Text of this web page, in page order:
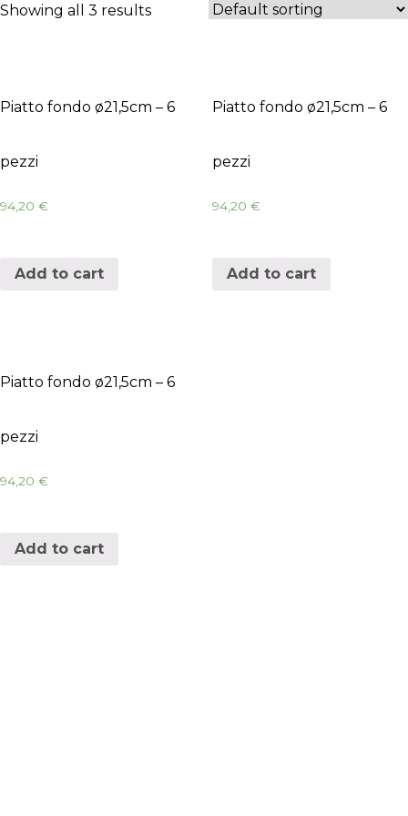
Showing all 3 results
Piatto fondo ø21,5cm – 6
pezzi
94,20 €
Add to cart
Piatto fondo ø21,5cm – 6
pezzi
94,20 €
Add to cart
Piatto fondo ø21,5cm – 6
pezzi
94,20 €
Add to cart